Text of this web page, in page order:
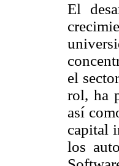
El
el
rol, ha
así
capital
los